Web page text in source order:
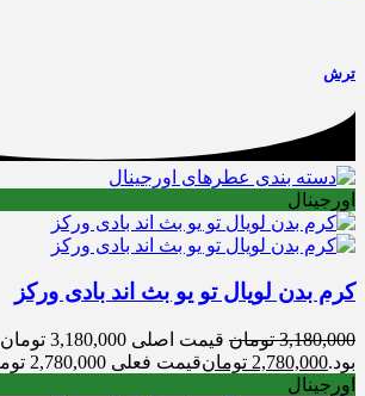
ترش
اورجینال
کرم بدن لویال تو یو بث اند بادی ورکز
3,180,000 تومان
قیمت اصلی 3,180,000 تومان
بود.2,780,000 تومانقیمت فعلی 2,780,000 تومان است.
اورجینال